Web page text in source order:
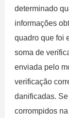
determinado
informações
quadro que foi
soma de
enviada pelo
verificação
danificadas.
corrompidos